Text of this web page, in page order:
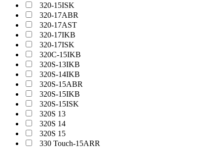
320-15ISK
320-17ABR
320-17AST
320-17IKB
320-17ISK
320C-15IKB
320S-13IKB
320S-14IKB
320S-15ABR
320S-15IKB
320S-15ISK
320S 13
320S 14
320S 15
330 Touch-15ARR